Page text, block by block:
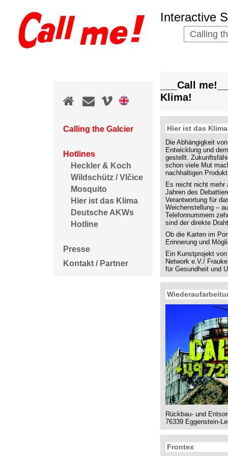
Calling the Galcier
Hotlines
Heckler & Koch
Wildschütz / Vlčice
Mosquito
Hier ist das Klima
Deutsche AKWs
Hotline
Presse
Kontakt / Partner
Interactive
Calling
___Call
Klima!
Hier ist das
Die Abhängigkeit
Entwicklung und
gestellt.
schon viele Mut
nachhaltigen
Es reicht nicht mehr
Jahren des
Verantwortung für
Weichenstellung –
Telefonnummern
sind der direkte
Ob die Karten im
Erinnerung und
Ein Kunstprojekt
Network e.V./
für Gesundheit und
Rückbau- und
76339 Eggenstein-
Frontex